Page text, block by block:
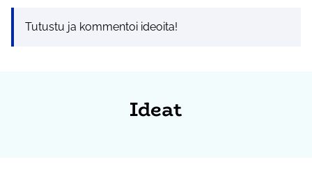
Tutustu ja kommentoi ideoita!
Ideat